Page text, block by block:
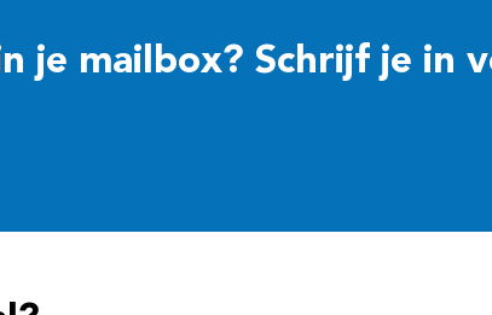
je mailbox? Schrijf je in